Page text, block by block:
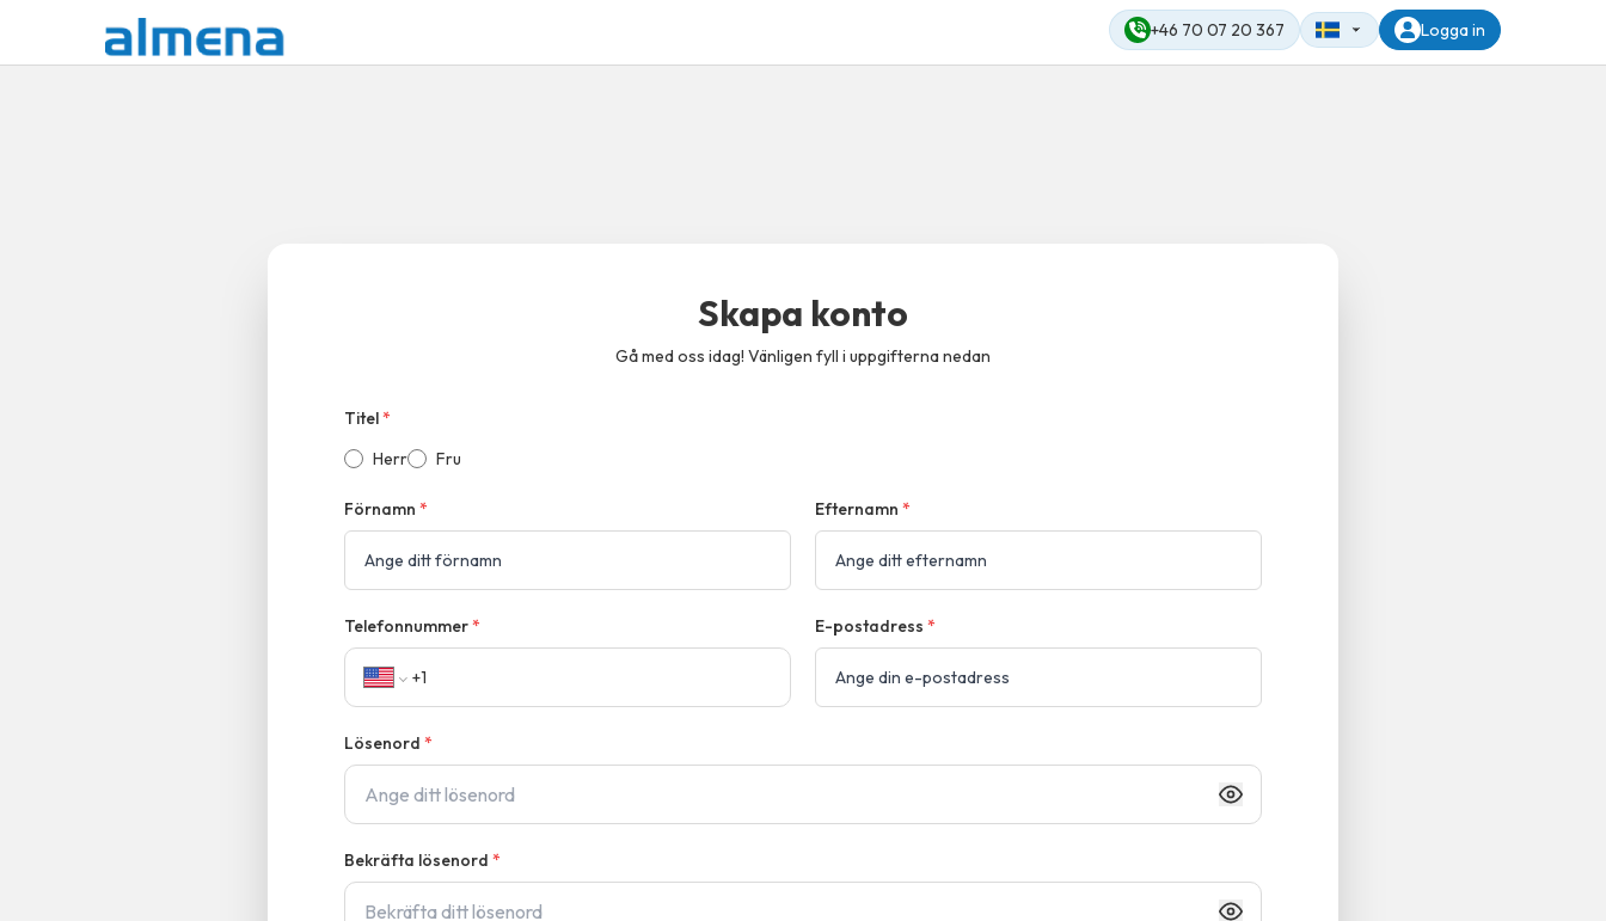
+46 70 07 20 367 Logga in
Skapa konto
Gå med oss idag! Vänligen fyll i uppgifterna nedan
Titel*
Herr
Fru
Förnamn * Efternamn *
Telefonnummer* E-postadress *
Lösenord *
Bekräfta lösenord *